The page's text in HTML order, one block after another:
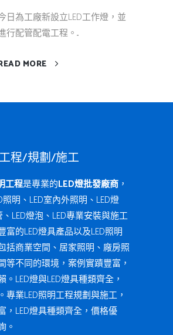
日為工廠新設立LED工作燈，並
行配管配電工程。...
MORE
程/規劃/施工
工程是專業的LED燈批發廠商 ，
明、LED室內外照明、LED燈
LED燈泡、LED專業安裝與施工
富的LED燈具產品以及LED照明
括商業空間、居家照明、廠房照
等不同的環境，案例實蹟豐富，
LED燈與LED燈具種類齊全，
專業LED照明工程規劃與施工，
，LED燈具種類齊全，價格優
。